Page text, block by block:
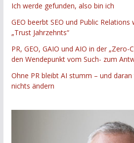
Ich werde gefunden, also bin ich
GEO beerbt SEO und Public
„Trust Jahrzehnts“
PR, GEO, GAIO und AIO in der „Zero-
den Wendepunkt vom Such- zum
Ohne PR bleibt AI stumm – und
nichts ändern